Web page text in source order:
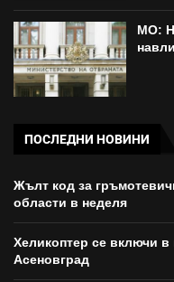
МО:
ПОСЛЕДНИ НОВИНИ
Жълт код за
области в неделя
Хеликоптер се включи в
Асеновград